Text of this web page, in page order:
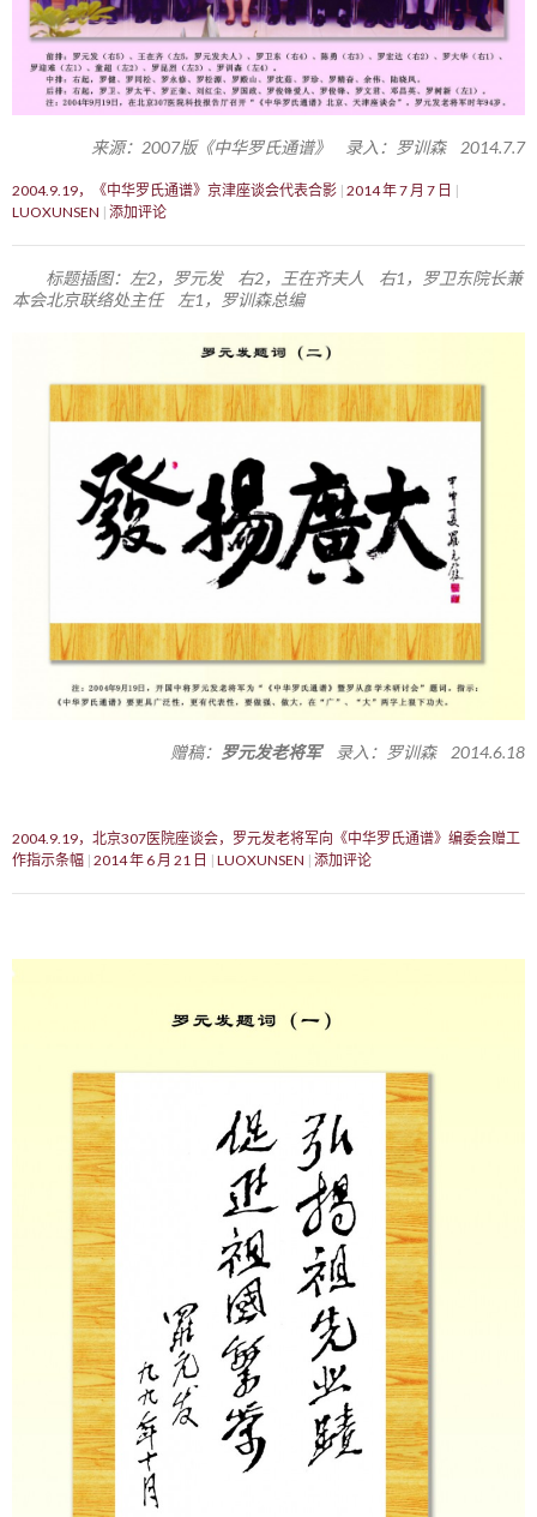
来源：2007版《中华罗氏通谱》 录入：罗训森 2014.7.7
2004.9.19，《中华罗氏通谱》京津座谈会代表合影 2014 年 7 月 7 日
LUOXUNSEN 添加评论
标题插图：左2，罗元发 右2，王在齐夫人 右1，罗卫东院长兼
本会北京联络处主任 左1，罗训森总编
赠稿： 罗元发老将军录入：罗训森 2014.6.18
2004.9.19，北京307医院座谈会，罗元发老将军向《中华罗氏通谱》编委会赠工
作指示条幅 2014 年 6 月 21 日 LUOXUNSEN 添加评论